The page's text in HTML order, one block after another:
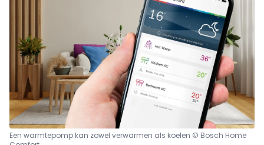
Een warmtepomp kan zowel verwarmen als koelen © Bosch Home